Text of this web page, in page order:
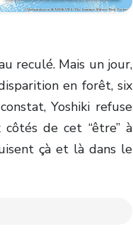
reculé. Mais un jour,
en forêt, six
Yoshiki refuse
de cet “être” à
çà et là dans le